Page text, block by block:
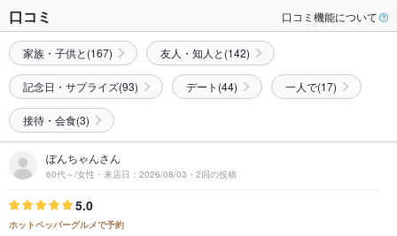
口コミ 口コミ機能について
家族・子供と(167) 友人・知人と(142)
記念日・サプライズ(93) デート(44) 一人で(17)
接待・会食(3)
ぽんちゃんさん
60代～/女性・来店日：2026/08/03・2回の投稿
5.0
ホットペッパーグルメで予約